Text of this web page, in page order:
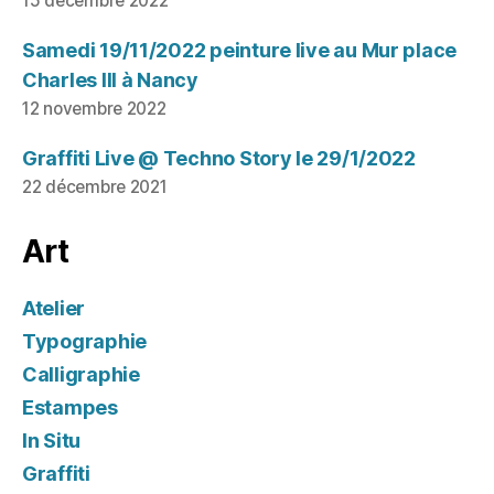
Samedi 19/11/2022 peinture live au Mur place
Charles III à Nancy
12 novembre 2022
Graffiti Live @ Techno Story le 29/1/2022
22 décembre 2021
Art
Atelier
Typographie
Calligraphie
Estampes
In Situ
Graffiti